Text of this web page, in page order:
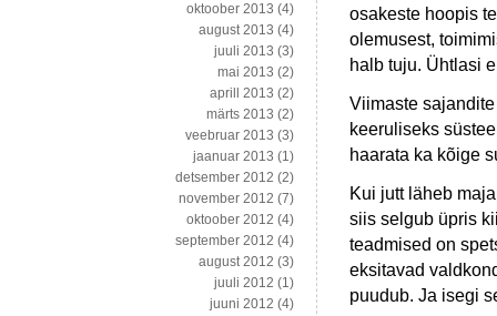
osakeste hoopis
olemusest,
halb tuju. Ühtlasi
Viimaste
keeruliseks
haarata ka kõige
Kui jutt läheb
siis selgub üpris
teadmised on
eksitavad
puudub. Ja isegi
oktoober 2013 (4)
august 2013 (4)
juuli 2013 (3)
mai 2013 (2)
aprill 2013 (2)
märts 2013 (2)
veebruar 2013 (3)
jaanuar 2013 (1)
detsember 2012 (2)
november 2012 (7)
oktoober 2012 (4)
september 2012 (4)
august 2012 (3)
juuli 2012 (1)
juuni 2012 (4)